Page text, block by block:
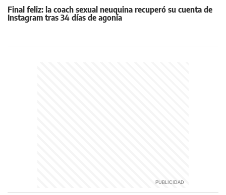
Final feliz: la coach sexual neuquina recuperó su cuenta de
Instagram tras 34 días de agonía